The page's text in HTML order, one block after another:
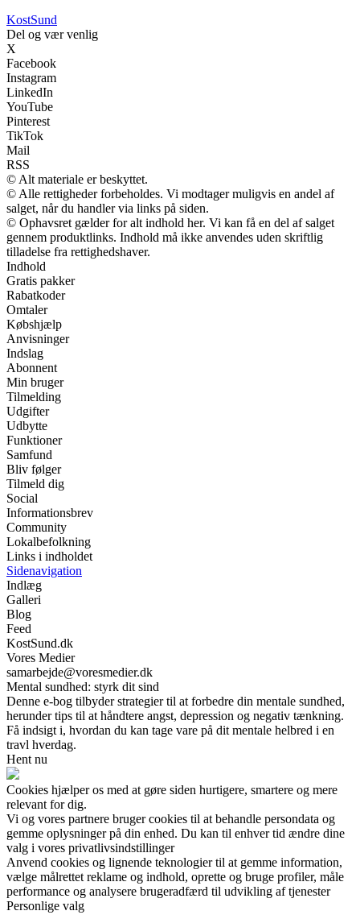
KostSund
Del og vær venlig
X
Facebook
Instagram
LinkedIn
YouTube
Pinterest
TikTok
Mail
RSS
© Alt materiale er beskyttet.
© Alle rettigheder forbeholdes. Vi modtager muligvis en andel af
salget, når du handler via links på siden.
© Ophavsret gælder for alt indhold her. Vi kan få en del af salget
gennem produktlinks. Indhold må ikke anvendes uden skriftlig
tilladelse fra rettighedshaver.
Indhold
Gratis pakker
Rabatkoder
Omtaler
Købshjælp
Anvisninger
Indslag
Abonnent
Min bruger
Tilmelding
Udgifter
Udbytte
Funktioner
Samfund
Bliv følger
Tilmeld dig
Social
Informationsbrev
Community
Lokalbefolkning
Links i indholdet
Sidenavigation
Indlæg
Galleri
Blog
Feed
KostSund.dk
Vores Medier
samarbejde@voresmedier.dk
Mental sundhed: styrk dit sind
Denne e-bog tilbyder strategier til at forbedre din mentale sundhed,
herunder tips til at håndtere angst, depression og negativ tænkning.
Få indsigt i, hvordan du kan tage vare på dit mentale helbred i en
travl hverdag.
Hent nu
Cookies hjælper os med at gøre siden hurtigere, smartere og mere
relevant for dig.
Vi og vores partnere bruger cookies til at behandle persondata og
gemme oplysninger på din enhed. Du kan til enhver tid ændre dine
valg i vores privatlivsindstillinger
Anvend cookies og lignende teknologier til at gemme information,
vælge målrettet reklame og indhold, oprette og bruge profiler, måle
performance og analysere brugeradfærd til udvikling af tjenester
Personlige valg